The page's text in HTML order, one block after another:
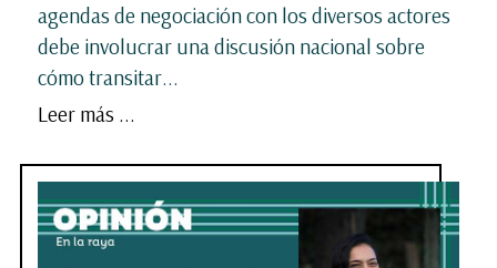
agendas de negociación con los diversos actores
debe involucrar una discusión nacional sobre
cómo transitar...
Leer más ...